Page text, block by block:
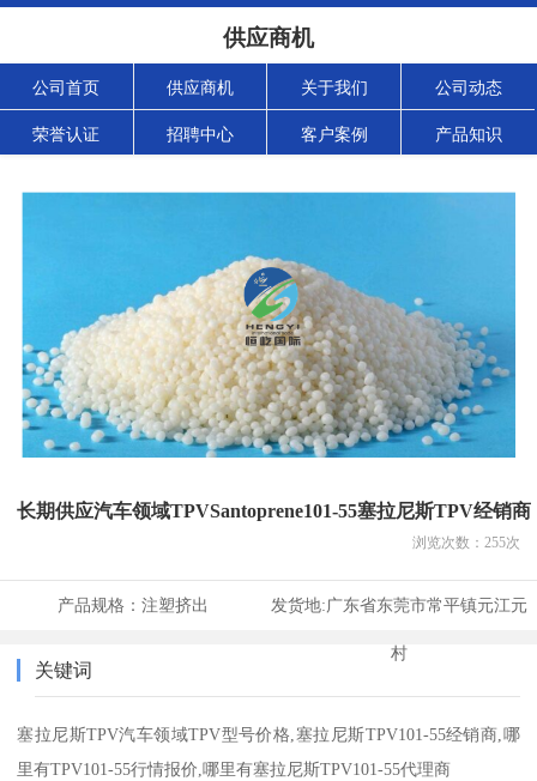
供应商机
公司首页 供应商机 关于我们 公司动态
荣誉认证 招聘中心 客户案例 产品知识
长期供应汽车领域TPVSantoprene101-55塞拉尼斯TPV经销商
浏览次数： 255次
产品规格： 注塑挤出 发货地:广东省东莞市常平镇元江元
村
关键词
塞拉尼斯TPV汽车领域TPV型号价格,塞拉尼斯TPV101-55经销商,哪
里有TPV101-55行情报价,哪里有塞拉尼斯TPV101-55代理商